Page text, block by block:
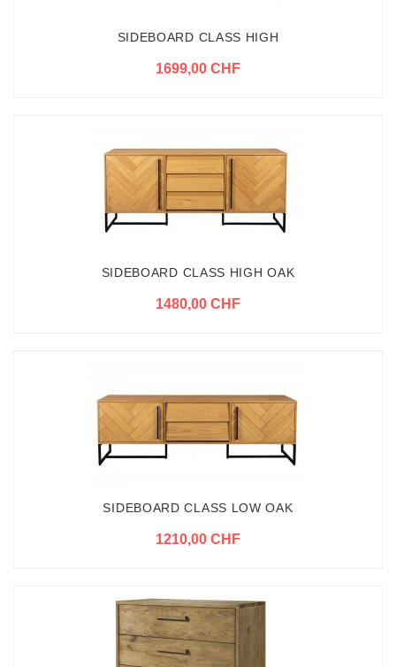
SIDEBOARD CLASS HIGH
1699,00 CHF
SIDEBOARD CLASS HIGH OAK
1480,00 CHF
SIDEBOARD CLASS LOW OAK
1210,00 CHF